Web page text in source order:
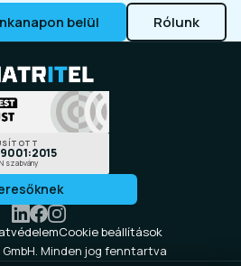
belül Rólunk
szabvány
Cookie beállítások
Minden jog fenntartva